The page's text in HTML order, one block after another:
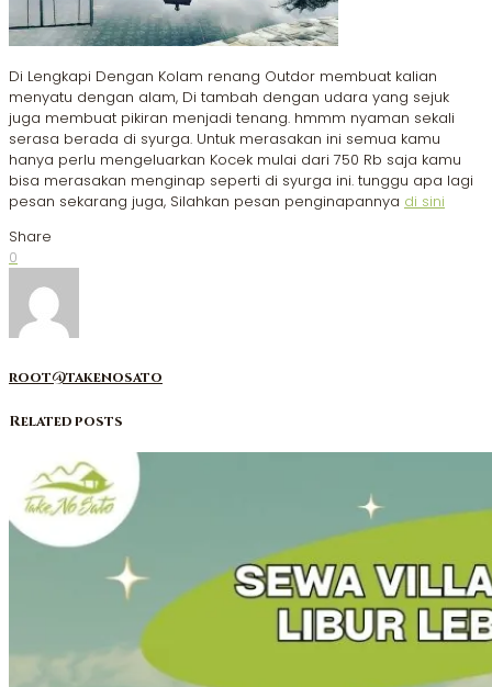
Di Lengkapi Dengan Kolam renang Outdor membuat kalian
menyatu dengan alam, Di tambah dengan udara yang sejuk
juga membuat pikiran menjadi tenang. hmmm nyaman sekali
serasa berada di syurga. Untuk merasakan ini semua kamu
hanya perlu mengeluarkan Kocek mulai dari 750 Rb saja kamu
bisa merasakan menginap seperti di syurga ini. tunggu apa lagi
pesan sekarang juga, Silahkan pesan penginapannya di sini
Share
0
root@takenosato
Related posts